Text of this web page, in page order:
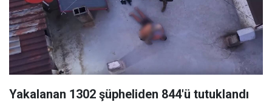
Yakalanan 1302 şüpheliden 844'ü tutuklandı